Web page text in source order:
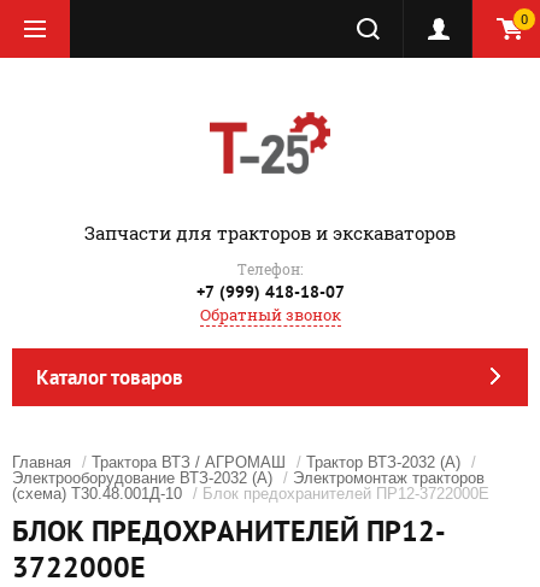
0
‎Запчасти для тракторов и экскаваторов
Телефон:
+7 (999) 418-18-07
Обратный звонок
Каталог товаров
Главная / Трактора ВТЗ / АГРОМАШ / Трактор ВТЗ-2032 (А) /
Электрооборудование ВТЗ-2032 (А) / Электромонтаж тракторов
(схема) Т30.48.001Д-10 / Блок предохранителей ПР12-3722000Е
БЛОК ПРЕДОХРАНИТЕЛЕЙ ПР12-
3722000Е